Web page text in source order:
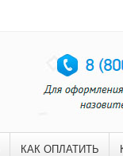
КАК ОПЛАТИТЬ